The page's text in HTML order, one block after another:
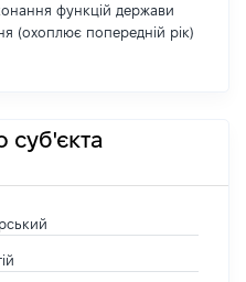
функцій держави
(охоплює попередній рік)
суб'єкта